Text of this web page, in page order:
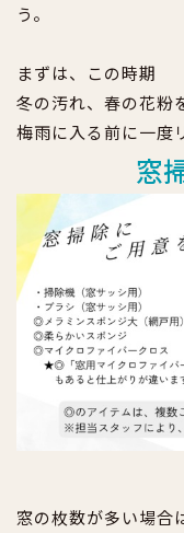
う。
まずは、この時期
冬の汚れ、春の花粉
梅雨に入る前に一度
窓
窓の枚数が多い場合